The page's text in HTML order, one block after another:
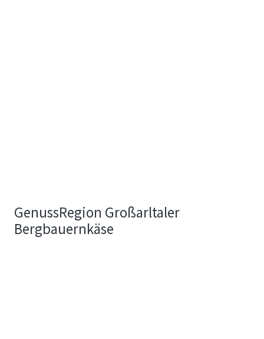
GenussRegion Großarltaler
Bergbauernkäse